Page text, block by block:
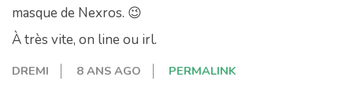
masque de Nexros. 😉
À très vite, on line ou irl.
DREMI 8 ANS AGO PERMALINK